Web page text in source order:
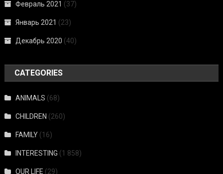
Февраль 2021 (37)
Январь 2021 (23)
Декабрь 2020 (40)
CATEGORIES
ANIMALS (68)
CHILDREN (260)
FAMILY (16)
INTERESTING (1 858)
OUR LIFE (29)